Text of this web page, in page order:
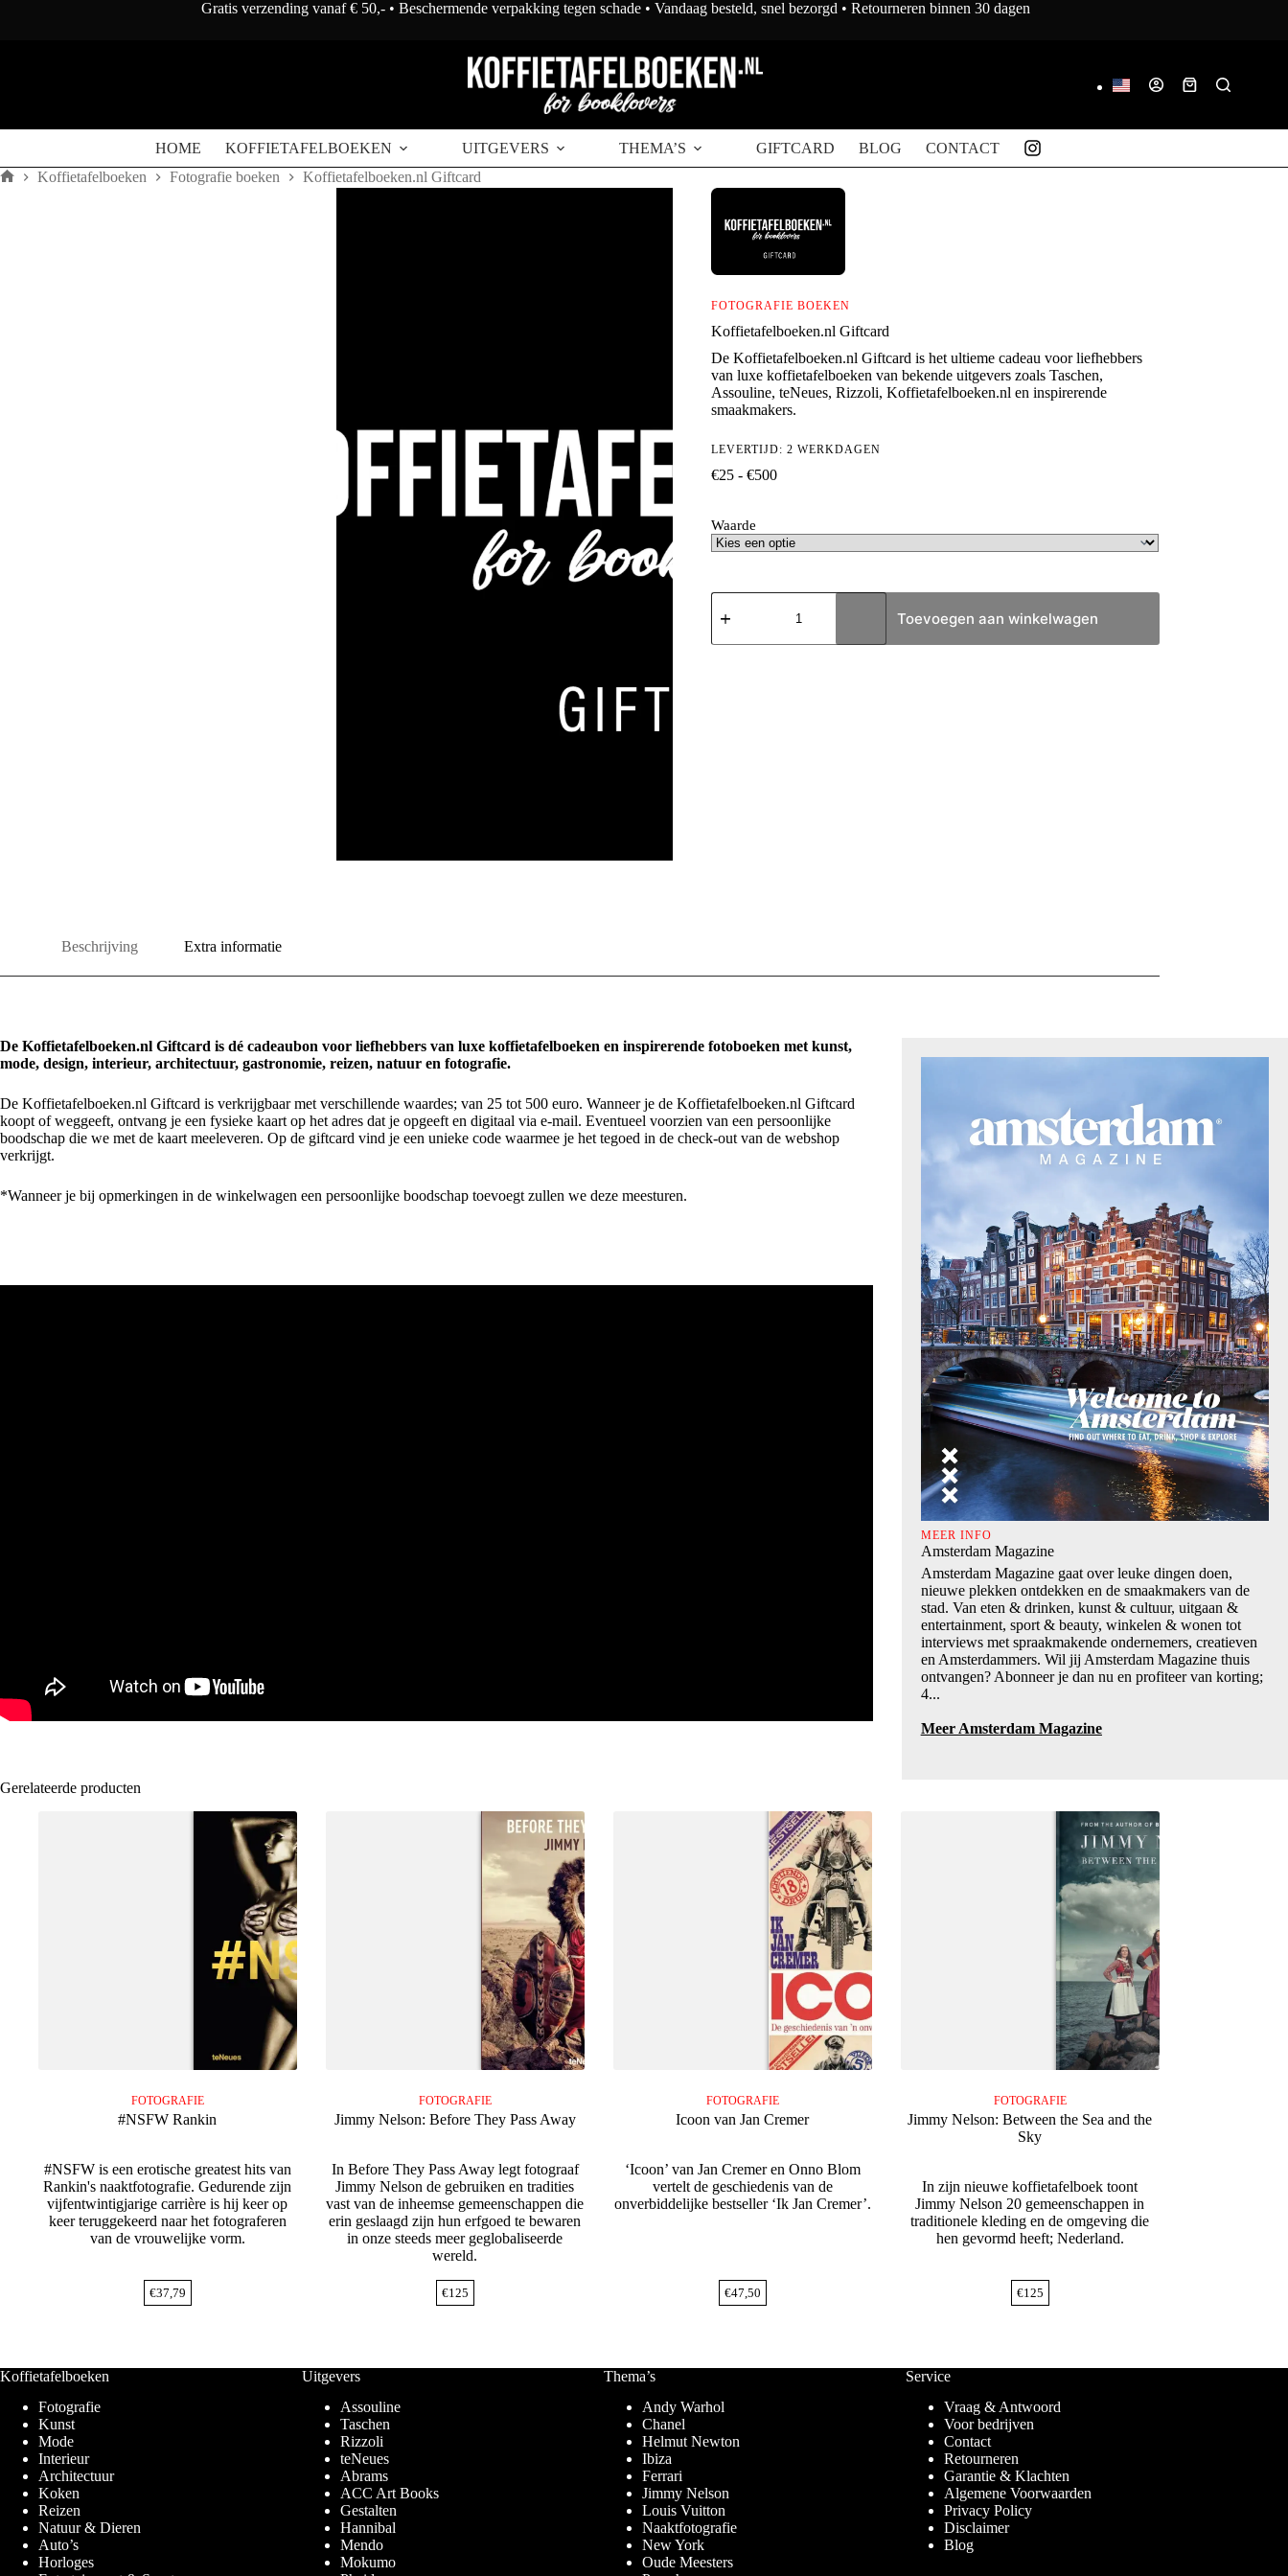
Gratis verzending vanaf € 50,- • Beschermende verpakking tegen schade • Vandaag besteld, snel bezorgd • Retourneren binnen 30 dagen
Winkelwagen
HOME KOFFIETAFELBOEKEN UITGEVERS THEMA’S GIFTCARD BLOG CONTACT
Koffietafelboeken Fotografie boeken Koffietafelboeken.nl Giftcard
FOTOGRAFIE BOEKEN
Koffietafelboeken.nl Giftcard
De Koffietafelboeken.nl Giftcard is het ultieme cadeau voor liefhebbers
van luxe koffietafelboeken van bekende uitgevers zoals Taschen,
Assouline, teNeues, Rizzoli, Koffietafelboeken.nl en inspirerende
smaakmakers.
LEVERTIJD: 2 WERKDAGEN
€25 - €500Prijsklasse:
Waarde
Koffietafelboeken.nl
Giftcard
Toevoegen aan winkelwagen
Beschrijving Extra informatie
De Koffietafelboeken.nl Giftcard is dé cadeaubon voor liefhebbers van luxe koffietafelboeken en inspirerende fotoboeken met kunst,
mode, design, interieur, architectuur, gastronomie, reizen, natuur en fotografie.
De Koffietafelboeken.nl Giftcard is verkrijgbaar met verschillende waardes; van 25 tot 500 euro. Wanneer je de Koffietafelboeken.nl Giftcard
koopt of weggeeft, ontvang je een fysieke kaart op het adres dat je opgeeft en digitaal via e-mail. Eventueel voorzien van een persoonlijke
boodschap die we met de kaart meeleveren. Op de giftcard vind je een unieke code waarmee je het tegoed in de check-out van de webshop
verkrijgt.
*Wanneer je bij opmerkingen in de winkelwagen een persoonlijke boodschap toevoegt zullen we deze meesturen.
MEER INFO
Amsterdam Magazine
Amsterdam Magazine gaat over leuke dingen doen,
nieuwe plekken ontdekken en de smaakmakers van de
stad. Van eten & drinken, kunst & cultuur, uitgaan &
entertainment, sport & beauty, winkelen & wonen tot
interviews met spraakmakende ondernemers, creatieven
en Amsterdammers. Wil jij Amsterdam Magazine thuis
ontvangen? Abonneer je dan nu en profiteer van korting;
4...
Meer Amsterdam Magazine
Gerelateerde producten
FOTOGRAFIE
#NSFW Rankin
#NSFW is een erotische greatest hits van
Rankin's naaktfotografie. Gedurende zijn
vijfentwintigjarige carrière is hij keer op
keer teruggekeerd naar het fotograferen
van de vrouwelijke vorm.
€37,79
FOTOGRAFIE
Jimmy Nelson: Before They Pass Away
In Before They Pass Away legt fotograaf
Jimmy Nelson de gebruiken en tradities
vast van de inheemse gemeenschappen die
erin geslaagd zijn hun erfgoed te bewaren
in onze steeds meer geglobaliseerde
wereld.
€125
FOTOGRAFIE
Icoon van Jan Cremer
‘Icoon’ van Jan Cremer en Onno Blom
vertelt de geschiedenis van de
onverbiddelijke bestseller ‘Ik Jan Cremer’.
€47,50
FOTOGRAFIE
Jimmy Nelson: Between the Sea and the
Sky
In zijn nieuwe koffietafelboek toont
Jimmy Nelson 20 gemeenschappen in
traditionele kleding en de omgeving die
hen gevormd heeft; Nederland.
€125
Koffietafelboeken
Fotografie
Kunst
Mode
Interieur
Architectuur
Koken
Reizen
Natuur & Dieren
Auto’s
Horloges
Uitgevers
Assouline
Taschen
Rizzoli
teNeues
Abrams
ACC Art Books
Gestalten
Hannibal
Mendo
Mokumo
Thema’s
Andy Warhol
Chanel
Helmut Newton
Ibiza
Ferrari
Jimmy Nelson
Louis Vuitton
Naaktfotografie
New York
Oude Meesters
Service
Vraag & Antwoord
Voor bedrijven
Contact
Retourneren
Garantie & Klachten
Algemene Voorwaarden
Privacy Policy
Disclaimer
Blog